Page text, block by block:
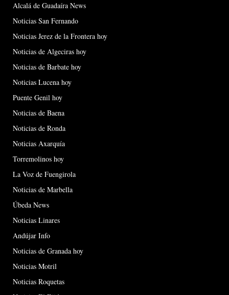
Alcalá de Guadaíra News
Noticias San Fernando
Noticias Jerez de la Frontera hoy
Noticias de Algeciras hoy
Noticias de Barbate hoy
Noticias Lucena hoy
Puente Genil hoy
Noticias de Baena
Noticias de Ronda
Noticias Axarquía
Torremolinos hoy
La Voz de Fuengirola
Noticias de Marbella
Úbeda News
Noticias Linares
Andújar Info
Noticias de Granada hoy
Noticias Motril
Noticias Roquetas